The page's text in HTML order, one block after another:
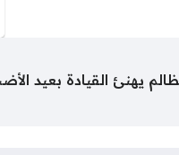
يهنئ القيادة بعيد